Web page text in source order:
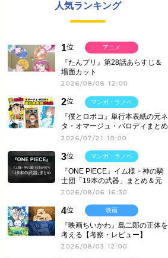
人気ランキング
1位
『たんプリ』第28話あらすじ＆
場面カット
2026/08/08 12:00
アニメ
2位
『僕とロボコ』単行本表紙の元ネ
タ・オマージュ・パロディまとめ
2026/07/21 10:00
マンガ・ラノベ
3位
『ONE PIECE』イム様・神の騎
士団「19本の武器」まとめ＆元
ネタ
2026/08/06 16:30
マンガ・ラノベ
4位
『映画ちいかわ』島二郎の正体を
考える【考察・レビュー】
2026/08/03 12:00
映画